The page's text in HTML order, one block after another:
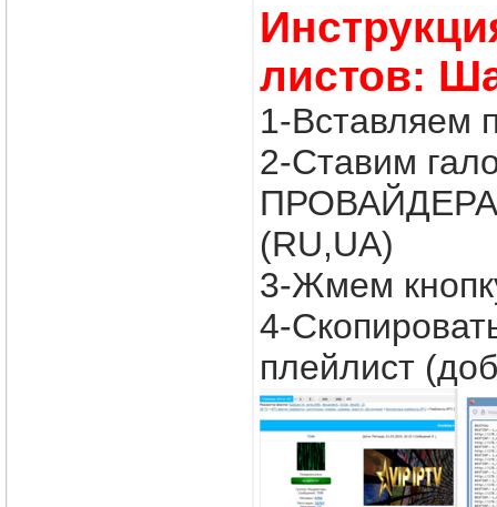
листов:
1-Вставляем
2-Ставим
(RU,UA)
3-Жмем
4-
плейлист